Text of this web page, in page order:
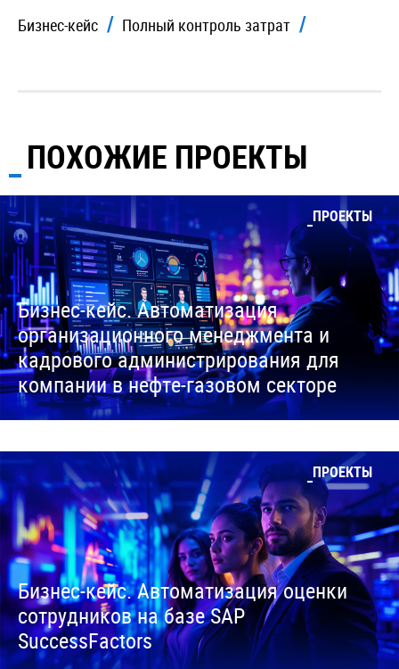
Бизнес-кейс Полный контроль затрат
ПОХОЖИЕ ПРОЕКТЫ
ПРОЕКТЫ
Бизнес-кейс. Автоматизация
организационного менеджмента и
кадрового администрирования для
компании в нефте-газовом секторе
ПРОЕКТЫ
Бизнес-кейс. Автоматизация оценки
сотрудников на базе SAP
SuccessFactors